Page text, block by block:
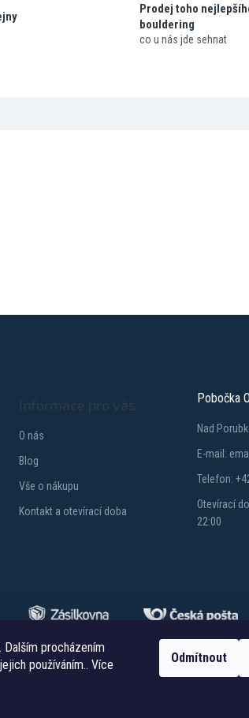
procházením
používáním.. Více
Odmítnout
Prodej toho
bouldering
co u nás jde sehnat
Informace pro vás
O nás
Blog
Vše o nákupu
Kontakt a otevírací doba
Pobočka
Nad
E-mail:
Telefon:
Otevírací
22:00
Hangareshop.cz . Všechna práva vyhrazena.